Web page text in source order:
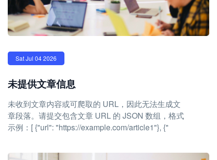
Sat Jul 04 2026
未提供文章信息
未收到文章内容或可爬取的 URL，因此无法生成文
章段落。请提交包含文章 URL 的 JSON 数组，格式
示例：[ {"url": "https://example.com/article1"}, {"